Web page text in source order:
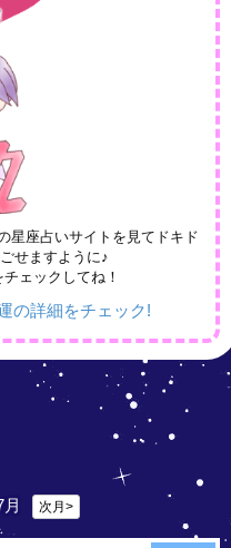
星座占いサイトを見てドキド
せますように♪
ェックしてね！
の詳細をチェック!
次月>